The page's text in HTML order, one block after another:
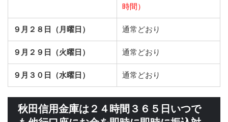
時間）
９月２８日（月曜日） 通常どおり
９月２９日（火曜日） 通常どおり
９月３０日（水曜日） 通常どおり
秋田信用金庫は２４時間３６５日いつで